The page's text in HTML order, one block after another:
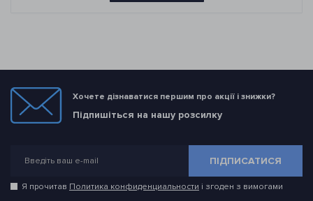
Хочете дізнаватися першим про акції і знижки?
Підпишіться на нашу розсилку
ПІДПИСАТИСЯ
Я прочитав Политика конфиденциальности і згоден з вимогами